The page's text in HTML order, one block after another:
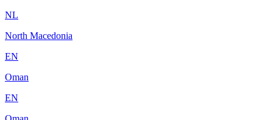
NL
North Macedonia
EN
Oman
EN